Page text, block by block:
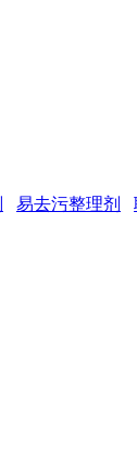
易去污整理剂